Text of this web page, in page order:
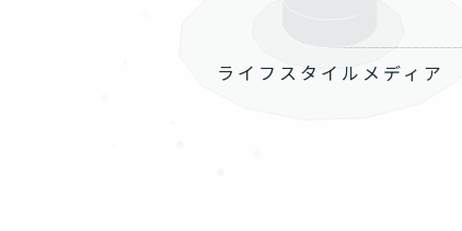
ライフスタイルメディア